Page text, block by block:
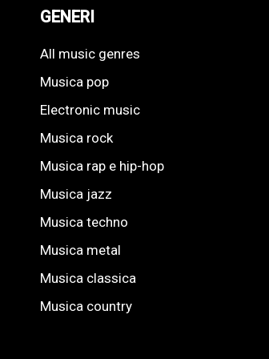
GENERI
All music genres
Musica pop
Electronic music
Musica rock
Musica rap e hip-hop
Musica jazz
Musica techno
Musica metal
Musica classica
Musica country